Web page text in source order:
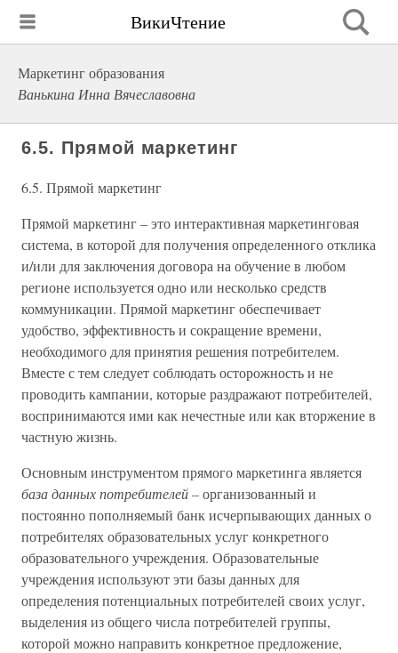
ВикиЧтение
Маркетинг образования
Ванькина Инна Вячеславовна
6.5. Прямой маркетинг
6.5. Прямой маркетинг
Прямой маркетинг – это интерактивная маркетинговая
система, в которой для получения определенного отклика
и/или для заключения договора на обучение в любом
регионе используется одно или несколько средств
коммуникации. Прямой маркетинг обеспечивает
удобство, эффективность и сокращение времени,
необходимого для принятия решения потребителем.
Вместе с тем следует соблюдать осторожность и не
проводить кампании, которые раздражают потребителей,
воспринимаются ими как нечестные или как вторжение в
частную жизнь.
Основным инструментом прямого маркетинга является
база данных потребителей –организованный и
постоянно пополняемый банк исчерпывающих данных о
потребителях образовательных услуг конкретного
образовательного учреждения. Образовательные
учреждения используют эти базы данных для
определения потенциальных потребителей своих услуг,
выделения из общего числа потребителей группы,
которой можно направить конкретное предложение,